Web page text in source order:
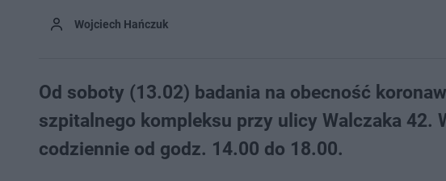
Wojciech Hańczuk
Od soboty (13.02) badania na obecność
szpitalnego kompleksu przy ulicy Walczaka 42.
codziennie od godz. 14.00 do 18.00.